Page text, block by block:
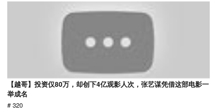
【越哥】投资仅80万，却创下4亿观影人次，张艺谋凭借这部电影一
举成名
# 320